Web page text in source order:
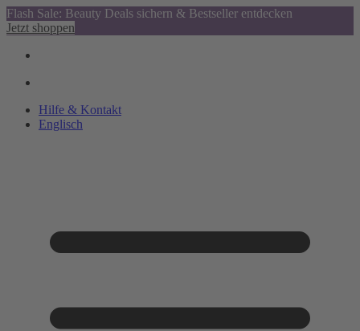
Flash Sale: Beauty Deals sichern & Bestseller entdecken
Jetzt shoppen
Hilfe & Kontakt
Englisch